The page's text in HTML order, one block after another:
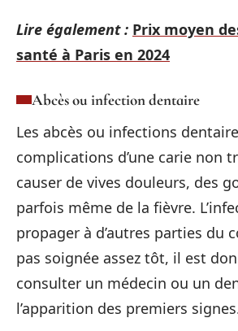
Lire également : Prix moyen
santé à Paris en 2024
Abcès ou infection dentaire
Les abcès ou infections
complications d’une carie non
causer de vives douleurs, des
parfois même de la fièvre.
propager à d’autres parties du
pas soignée assez tôt, il est
consulter un médecin ou un
l’apparition des premiers